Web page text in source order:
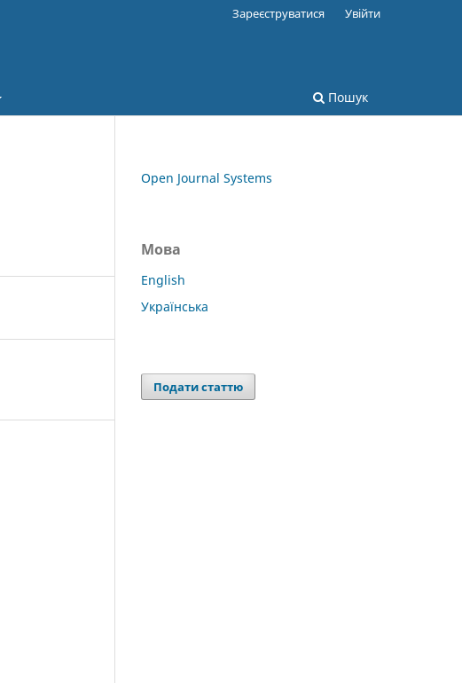
Пошук
Зареєструватися Увійти
Open Journal Systems
Мова
English
Українська
Подати статтю